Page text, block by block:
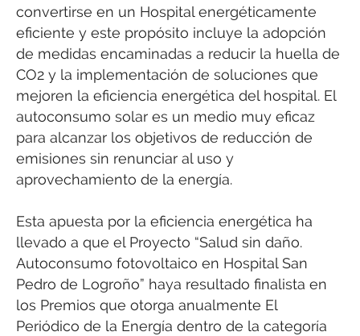
convertirse en un Hospital energéticamente
eficiente y este propósito incluye la adopción
de medidas encaminadas a reducir la huella de
CO2 y la implementación de soluciones que
mejoren la eficiencia energética del hospital. El
autoconsumo solar es un medio muy eficaz
para alcanzar los objetivos de reducción de
emisiones sin renunciar al uso y
aprovechamiento de la energía.
Esta apuesta por la eficiencia energética ha
llevado a que el Proyecto “Salud sin daño.
Autoconsumo fotovoltaico en Hospital San
Pedro de Logroño” haya resultado finalista en
los Premios que otorga anualmente El
Periódico de la Energía dentro de la categoría